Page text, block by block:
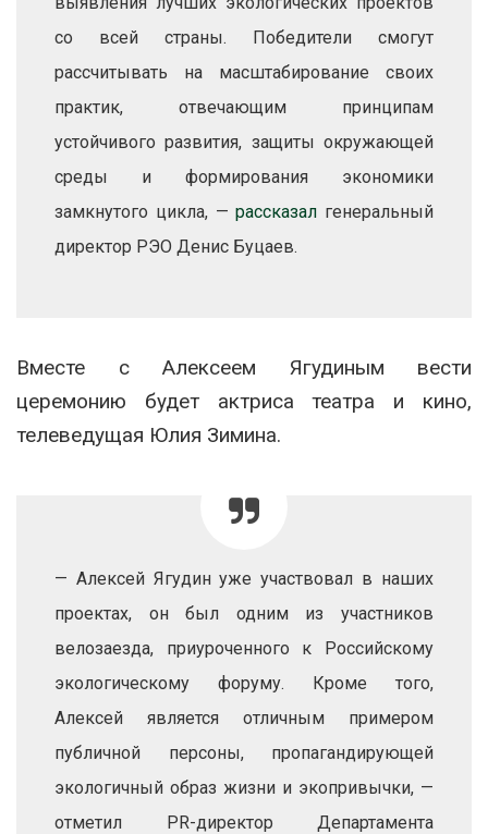
со всей страны. Победители смогут
рассчитывать на масштабирование своих
практик, отвечающим принципам
устойчивого развития, защиты окружающей
среды и формирования экономики
замкнутого цикла, —рассказал генеральный
директор РЭО Денис Буцаев.
Вместе с Алексеем Ягудиным вести
церемонию будет актриса театра и кино,
телеведущая Юлия Зимина.
— Алексей Ягудин уже участвовал в наших
проектах, он был одним из участников
велозаезда, приуроченного к Российскому
экологическому форуму. Кроме того,
Алексей является отличным примером
публичной персоны, пропагандирующей
экологичный образ жизни и экопривычки, —
отметил PR-директор Департамента